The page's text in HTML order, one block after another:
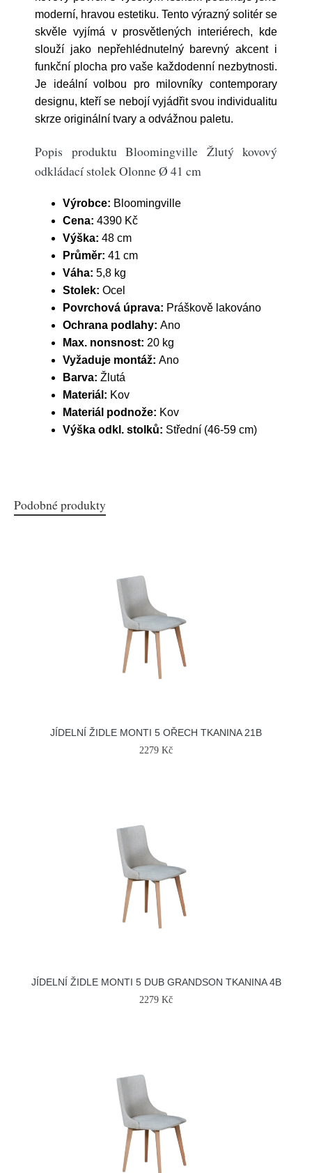
moderní, hravou estetiku. Tento výrazný solitér se
skvěle vyjímá v prosvětlených interiérech, kde
slouží jako nepřehlédnutelný barevný akcent i
funkční plocha pro vaše každodenní nezbytnosti.
Je ideální volbou pro milovníky contemporary
designu, kteří se nebojí vyjádřit svou individualitu
skrze originální tvary a odvážnou paletu.
Popis produktu Bloomingville Žlutý kovový
odkládací stolek Olonne Ø 41 cm
Výrobce: Bloomingville
Cena: 4390 Kč
Výška: 48 cm
Průměr: 41 cm
Váha: 5,8 kg
Stolek: Ocel
Povrchová úprava: Práškově lakováno
Ochrana podlahy: Ano
Max. nonsnost: 20 kg
Vyžaduje montáž: Ano
Barva: Žlutá
Materiál: Kov
Materiál podnože: Kov
Výška odkl. stolků: Střední (46-59 cm)
Podobné produkty
JÍDELNÍ ŽIDLE MONTI 5 OŘECH TKANINA 21B
2279 Kč
JÍDELNÍ ŽIDLE MONTI 5 DUB GRANDSON TKANINA 4B
2279 Kč